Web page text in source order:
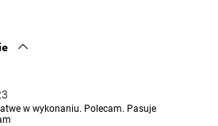
w wykonaniu. Polecam. Pasuje